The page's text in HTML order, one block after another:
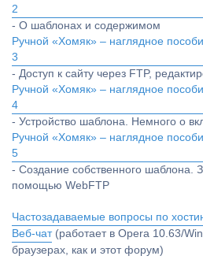
2
- О шаблонах и содержимом
Ручной «Хомяк» – наглядное
3
- Доступ к сайту через FTP,
Ручной «Хомяк» – наглядное
4
- Устройство шаблона. Немного о
Ручной «Хомяк» – наглядное
5
- Создание собственного шаблона.
помощью WebFTP
Частозадаваемые вопросы по
Веб-чат(работает в Opera 10.63/
браузерах, как и этот форум)